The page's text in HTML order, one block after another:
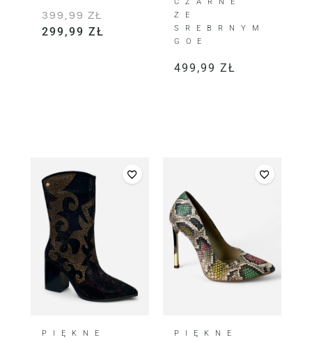
399,99 ZŁ
299,99 ZŁ
ZE
SREBRNYM
GOE
499,99 ZŁ
PIĘKNE PIĘKNE